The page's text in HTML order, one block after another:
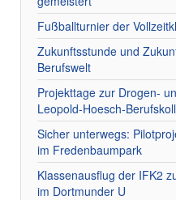
Fußballturnier der
Zukunftsstunde und
Berufswelt
Projekttage zur Drogen-
Leopold-Hoesch-
Sicher unterwegs:
im Fredenbaumpark
Klassenausflug der IFK2
im Dortmunder U